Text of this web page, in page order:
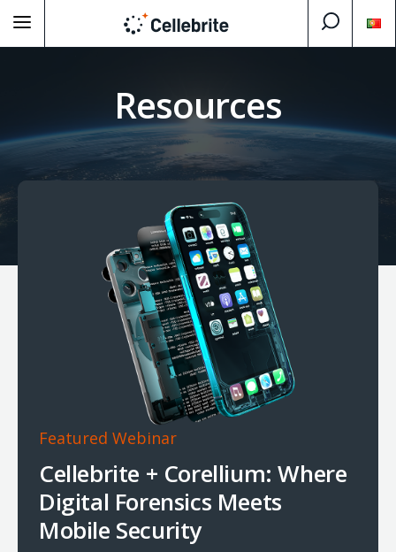
Resources
Featured Webinar
Cellebrite + Corellium: Where
Digital Forensics Meets
Mobile Security